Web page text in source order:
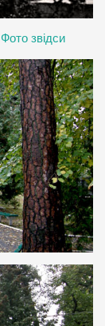
Фото звідси